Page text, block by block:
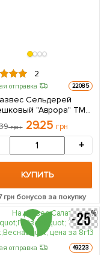
2
отправка 22085
Сельдерей
"Аврора" ТМ
цена за 2г
грн 29.25 грн
+
КУПИТЬ
грн бонусов за покупку
отправка 49223